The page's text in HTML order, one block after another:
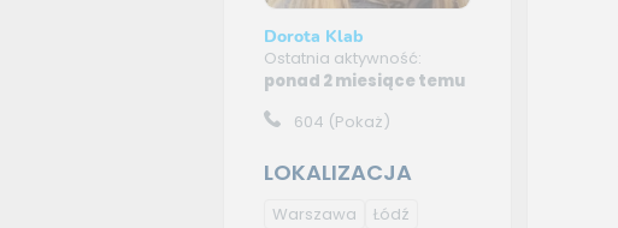
Dorota Klab
Ostatnia aktywność:
ponad 2 miesiące temu
604 (Pokaż)
LOKALIZACJA
Warszawa
Łódź